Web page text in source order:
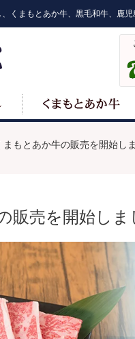
くまもとあか牛、黒毛和牛、鹿
まもとあか牛の販売を開始し
販売を開始しま